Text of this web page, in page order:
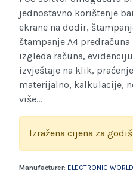
jednostavno korištenje
ekrane na dodir,
štampanje A4
izgleda računa,
izvještaje na klik,
materijalno, kalkulacije,
više...
Izražena cijena za
Manufacturer: ELECTRONIC WORLD